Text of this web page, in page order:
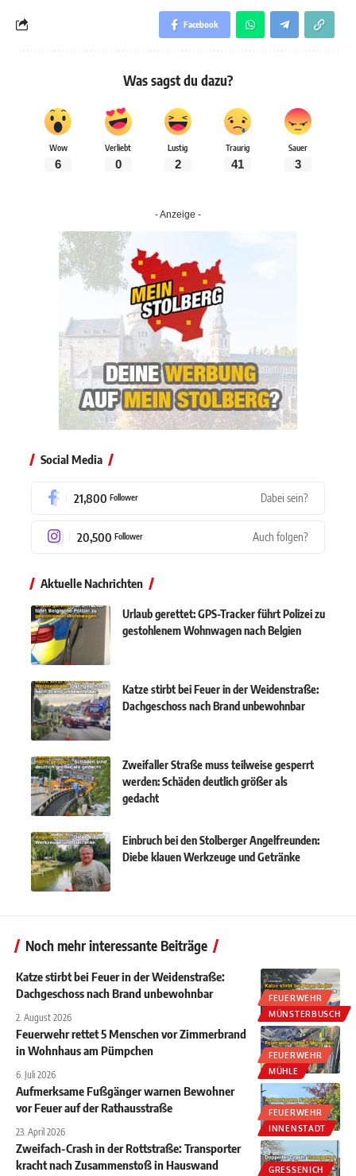
Facebook
Was sagst du dazu?
Wow
6
Verliebt
0
Lustig
2
Traurig
41
Sauer
3
- Anzeige -
Social Media
21,800 Follower Dabei sein?
20,500 Follower Auch folgen?
Aktuelle Nachrichten
Urlaub gerettet: GPS-Tracker führt Polizei zu
gestohlenem Wohnwagen nach Belgien
Katze stirbt bei Feuer in der Weidenstraße:
Dachgeschoss nach Brand unbewohnbar
Zweifaller Straße muss teilweise gesperrt
werden: Schäden deutlich größer als
gedacht
Einbruch bei den Stolberger Angelfreunden:
Diebe klauen Werkzeuge und Getränke
Noch mehr interessante Beiträge
FEUERWEHR
MÜNSTERBUSCH
Katze stirbt bei Feuer in der Weidenstraße:
Dachgeschoss nach Brand unbewohnbar
2. August 2026
FEUERWEHR
MÜHLE
Feuerwehr rettet 5 Menschen vor Zimmerbrand
in Wohnhaus am Pümpchen
6. Juli 2026
FEUERWEHR
INNENSTADT
Aufmerksame Fußgänger warnen Bewohner
vor Feuer auf der Rathausstraße
23. April 2026
GRESSENICH
Zweifach-Crash in der Rottstraße: Transporter
kracht nach Zusammenstoß in Hauswand